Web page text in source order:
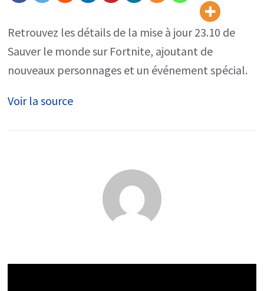
:
MàJ
Retrouvez les détails de la mise à jour 23.10 de
Sauver le monde sur Fortnite, ajoutant de
nouveaux personnages et un événement spécial.
Voir la source